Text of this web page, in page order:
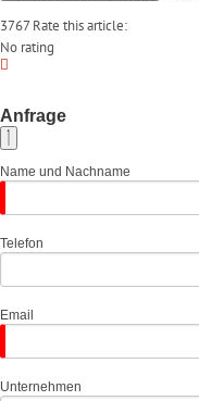
3767Rate this article:
No rating
Anfrage
Name und Nachname
Telefon
Email
Unternehmen